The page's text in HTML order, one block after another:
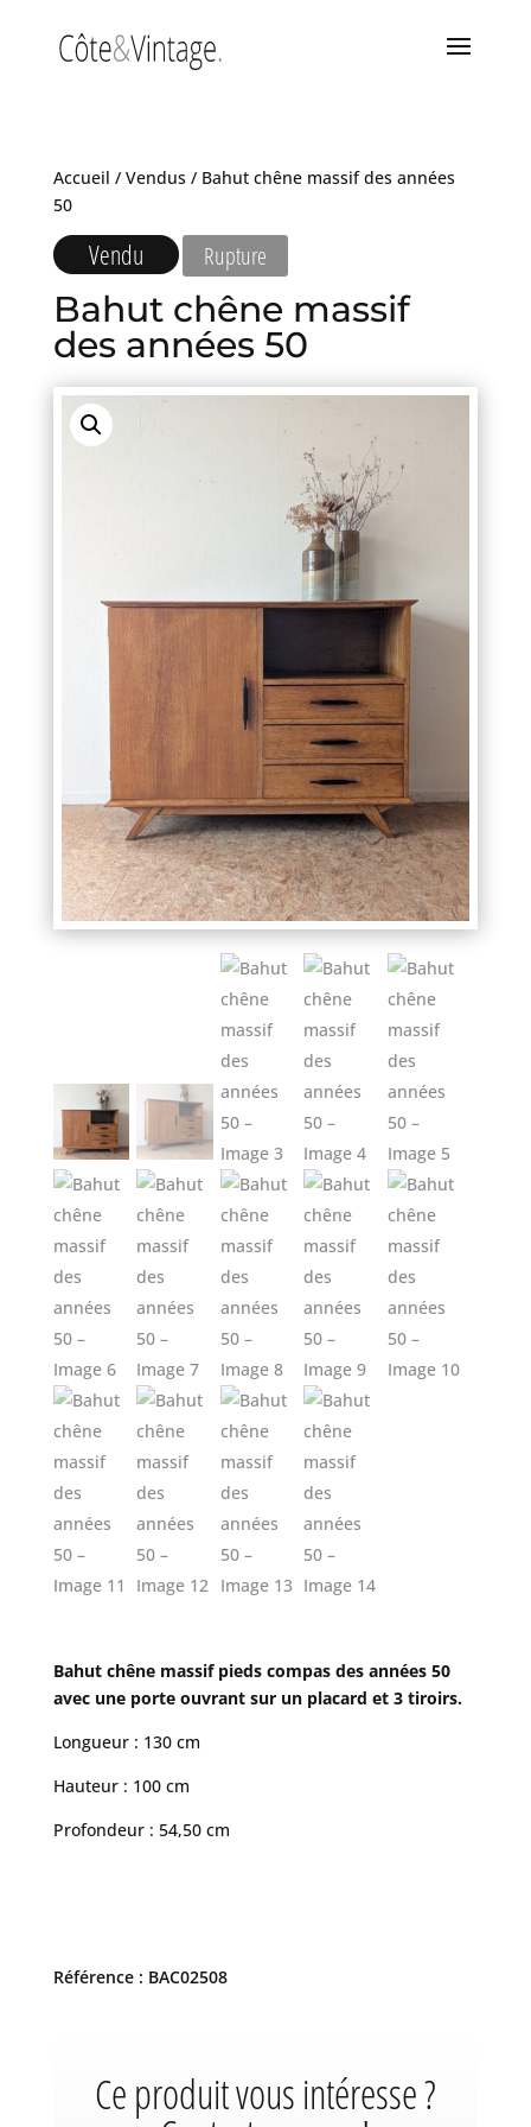
Accueil / Vendus/ Bahut chêne massif des années
50
Vendu Rupture
Bahut chêne massif
des années 50
Bahut chêne massif pieds compas des années 50
avec une porte ouvrant sur un placard et 3 tiroirs.
Longueur : 130 cm
Hauteur : 100 cm
Profondeur : 54,50 cm
Référence : BAC02508
Ce produit vous intéresse ?